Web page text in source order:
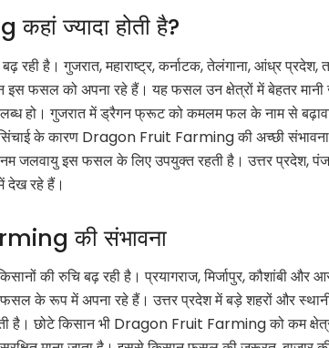
ज्यादा होती है?
रही है। गुजरात, महाराष्ट्र, कर्नाटक, तेलंगाना, आंध्र प्रदेश,
इस फसल को अपना रहे हैं। यह फसल उन क्षेत्रों में बेहतर मानी
हो। गुजरात में ड्रैगन फ्रूट को कमलम फल के नाम से
सिंचाई के कारण Dragon Fruit Farming की अच्छी
जलवायु इस फसल के लिए उपयुक्त रहती है। उत्तर प्रदेश,
देख रहे हैं।
की संभावना
की रुचि बढ़ रही है। प्रयागराज, मिर्जापुर, कौशांबी और
के रूप में अपना रहे हैं। उत्तर प्रदेश में बड़े शहरों और
है। छोटे किसान भी Dragon Fruit Farming को कम